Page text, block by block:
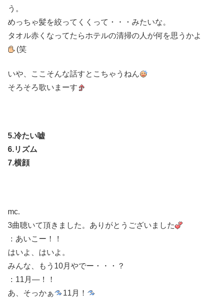
う。
めっちゃ髪を絞ってくくって・・・みたいな。
タオル赤くなってたらホテルの清掃の人が何を思うかよ
(笑
いや、ここそんな話すとこちゃうねん
そろそろ歌いまーす
5.冷たい嘘
6.リズム
7.横顔
mc.
3曲聴いて頂きました。ありがとうございました
：あいこー！！
はいよ、はいよ。
みんな、もう10月やでー・・・？
：11月―！！
あ、そっかぁ
11月！